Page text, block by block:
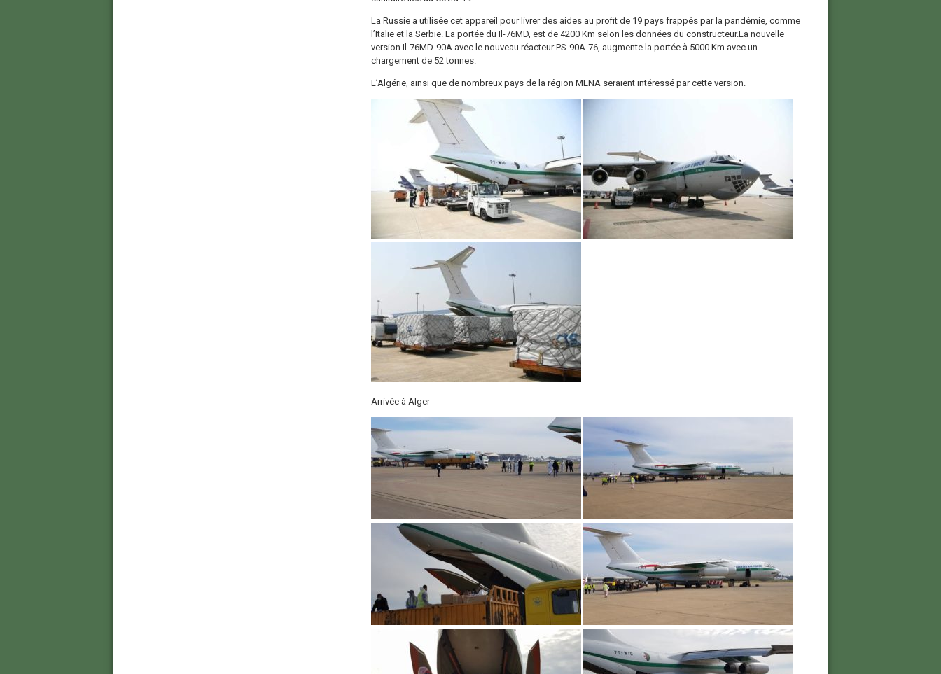
La Russie a utilisée cet appareil pour livrer des aides au profit de 19 pays frappés par la pandémie, comme
l’Italie et la Serbie. La portée du Il-76MD, est de 4200 Km selon les données du constructeur.La nouvelle
version Il-76MD-90A avec le nouveau réacteur PS-90A-76, augmente la portée à 5000 Km avec un
chargement de 52 tonnes.
L’Algérie, ainsi que de nombreux pays de la région MENA seraient intéressé par cette version.
Arrivée à Alger